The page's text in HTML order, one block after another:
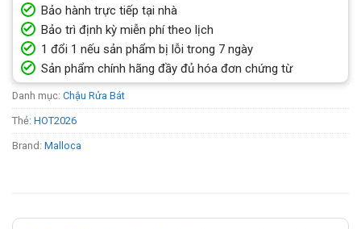
Bảo hành trực tiếp tại nhà
Bảo trì định kỳ miễn phí theo lịch
1 đổi 1 nếu sản phẩm bị lỗi trong 7 ngày
Sản phẩm chính hãng đầy đủ hóa đơn chứng từ
Danh mục: Chậu Rửa Bát
Thẻ: HOT2026
Brand: Malloca